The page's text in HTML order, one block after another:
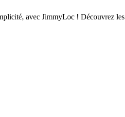
avec JimmyLoc ! Découvrez les